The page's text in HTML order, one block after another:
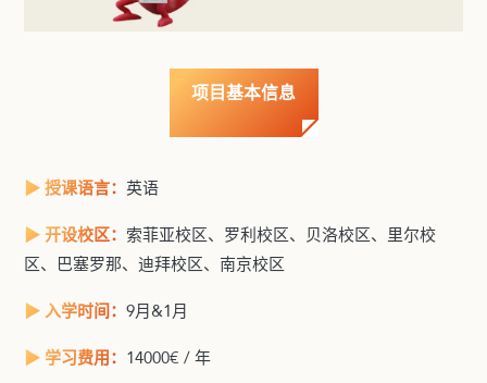
项目基本信息
▶ 授课语言： 英语
▶ 开设校区： 索菲亚校区、罗利校区、贝洛校区、里尔校
区、巴塞罗那、迪拜校区、南京校区
▶ 入学时间： 9月&1月
▶ 学习费用： 14000€ / 年